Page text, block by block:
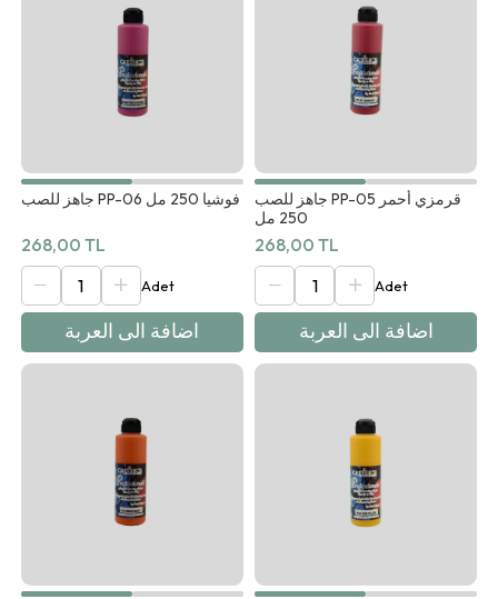
جاهز للصب PP-06 فوشيا 250 مل
268,00 TL
اضافة الى العربة
جاهز للصب PP-05 قرمزي أحمر
250 مل
268,00 TL
اضافة الى العربة